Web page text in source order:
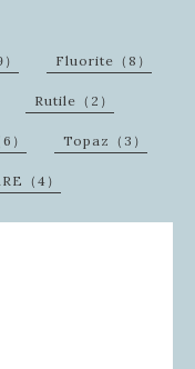
Fluorite（8）
Rutile（2）
） Topaz（3）
（4）